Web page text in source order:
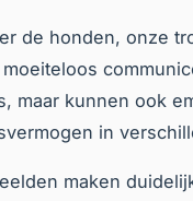
de honden, onze
maar kunnen ook
in
maken